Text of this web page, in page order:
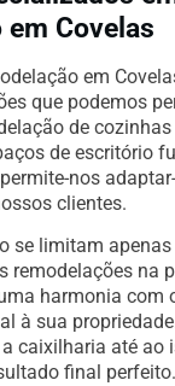
em Covelas
em
que podemos
de
de escritório
nos
clientes.
se limitam
remodelações na
harmonia com
à sua
caixilharia até ao
final perfeito.